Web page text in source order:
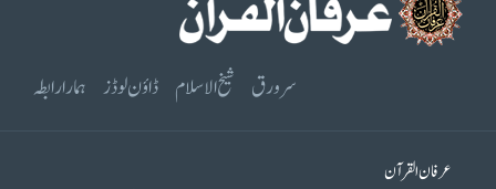
سرورق شیخ الاسلام ڈاؤن لوڈز ہمارا رابطہ
عرفان القرآن